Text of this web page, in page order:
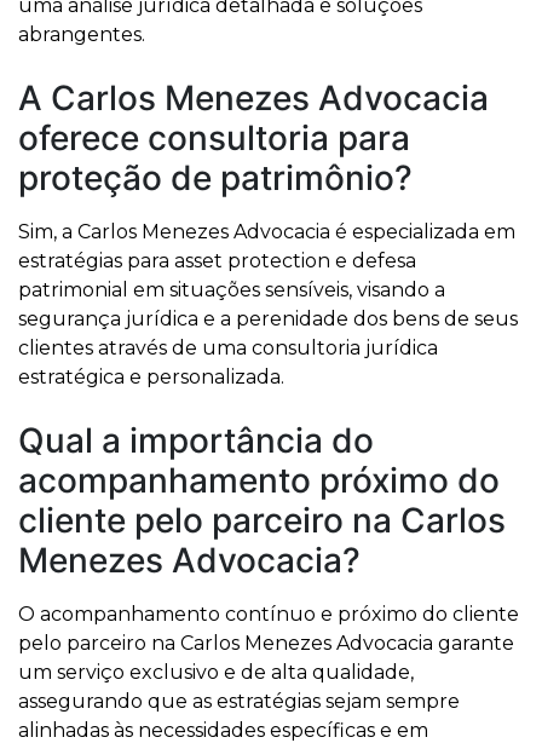
uma análise jurídica detalhada e soluções
abrangentes.
A Carlos Menezes Advocacia
oferece consultoria para
proteção de patrimônio?
Sim, a Carlos Menezes Advocacia é especializada em
estratégias para asset protection e defesa
patrimonial em situações sensíveis, visando a
segurança jurídica e a perenidade dos bens de seus
clientes através de uma consultoria jurídica
estratégica e personalizada.
Qual a importância do
acompanhamento próximo do
cliente pelo parceiro na Carlos
Menezes Advocacia?
O acompanhamento contínuo e próximo do cliente
pelo parceiro na Carlos Menezes Advocacia garante
um serviço exclusivo e de alta qualidade,
assegurando que as estratégias sejam sempre
alinhadas às necessidades específicas e em